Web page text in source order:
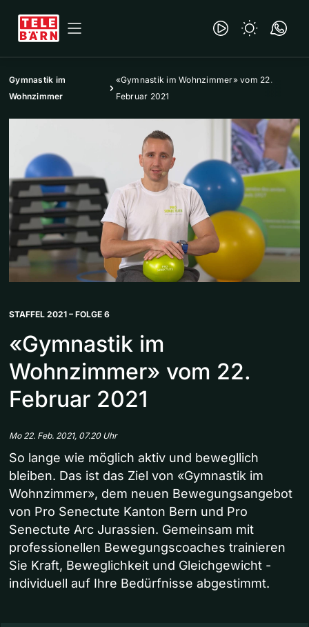
Gymnastik im
Wohnzimmer
«Gymnastik im Wohnzimmer» vom 22.
Februar 2021
STAFFEL 2021 – FOLGE 6
«Gymnastik im
Wohnzimmer» vom 22.
Februar 2021
Mo 22. Feb. 2021, 07.20 Uhr
So lange wie möglich aktiv und bewegllich
bleiben. Das ist das Ziel von «Gymnastik im
Wohnzimmer», dem neuen Bewegungsangebot
von Pro Senectute Kanton Bern und Pro
Senectute Arc Jurassien. Gemeinsam mit
professionellen Bewegungscoaches trainieren
Sie Kraft, Beweglichkeit und Gleichgewicht -
individuell auf Ihre Bedürfnisse abgestimmt.